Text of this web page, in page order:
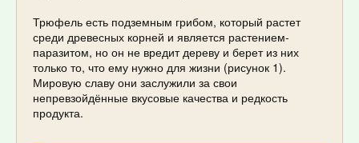
Трюфель есть подземным грибом, который растет
среди древесных корней и является растением-
паразитом, но он не вредит дереву и берет из них
только то, что ему нужно для жизни (рисунок 1).
Мировую славу они заслужили за свои
непревзойдённые вкусовые качества и редкость
продукта.